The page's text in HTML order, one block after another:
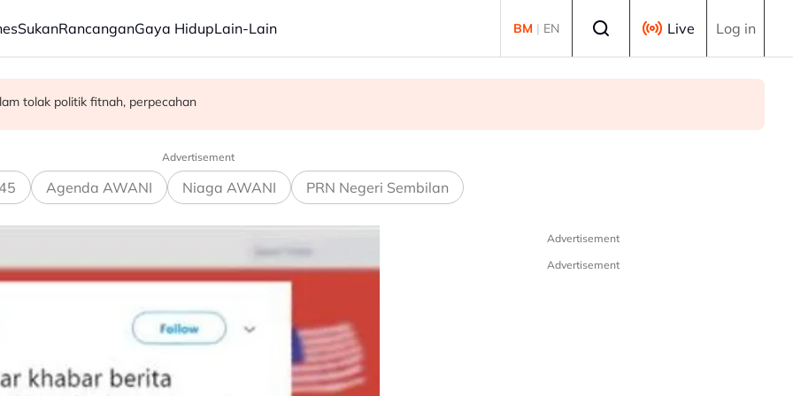
SukanRancanganGaya HidupLain-Lain BM | EN Live Log in
penyalahgunaan dadah dalam kalangan kanak-kanak - Lee Lam Thye
Malaysia-Indonesia
tolak politik fitnah, perpecahan
Advertisement
Agenda AWANI Niaga AWANI PRN Negeri Sembilan
Advertisement
Advertisement